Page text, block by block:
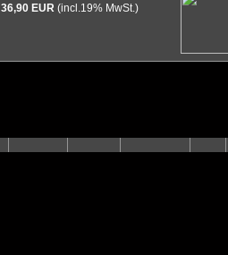
36,90 EUR (incl.19% MwSt.)